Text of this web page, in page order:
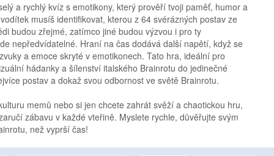
a rychlý kvíz s emotikony, který prověří tvoji paměť, humor a
musíš identifikovat, kterou z 64 svérázných postav ze
budou zřejmé, zatímco jiné budou výzvou i pro ty
nepředvídatelné. Hraní na čas dodává další napětí, když se
a emoce skryté v emotikonech. Tato hra, ideální pro
hádanky a šílenství italského Brainrotu do jedinečné
postav a dokaž svou odbornost ve světě Brainrotu.
memů nebo si jen chcete zahrát svěží a chaotickou hru,
zábavu v každé vteřině. Myslete rychle, důvěřujte svým
než vyprší čas!